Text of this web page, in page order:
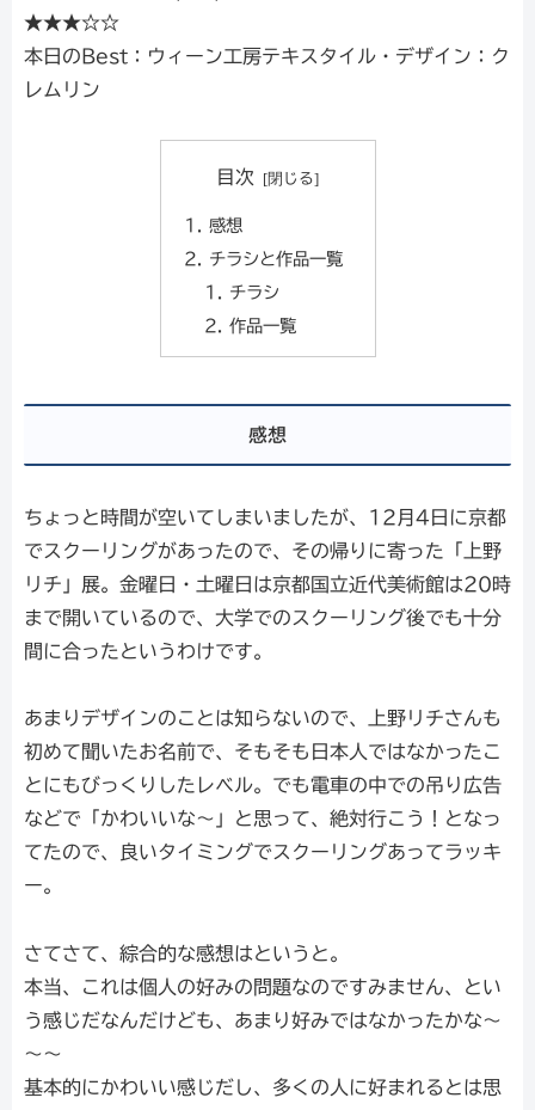
★★★☆☆
本日のBest：ウィーン工房テキスタイル・デザイン：ク
レムリン
目次
感想
チラシと作品一覧
チラシ
作品一覧
感想
ちょっと時間が空いてしまいましたが、12月4日に京都
でスクーリングがあったので、その帰りに寄った「上野
リチ」展。金曜日・土曜日は京都国立近代美術館は20時
まで開いているので、大学でのスクーリング後でも十分
間に合ったというわけです。
あまりデザインのことは知らないので、上野リチさんも
初めて聞いたお名前で、そもそも日本人ではなかったこ
とにもびっくりしたレベル。でも電車の中での吊り広告
などで「かわいいな～」と思って、絶対行こう！となっ
てたので、良いタイミングでスクーリングあってラッキ
ー。
さてさて、綜合的な感想はというと。
本当、これは個人の好みの問題なのですみません、とい
う感じだなんだけども、あまり好みではなかったかな～
～～
基本的にかわいい感じだし、多くの人に好まれるとは思